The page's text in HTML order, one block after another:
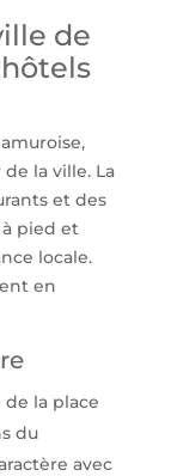
de
la ville. La
et des
pied et
locale.
en
la place
du
avec